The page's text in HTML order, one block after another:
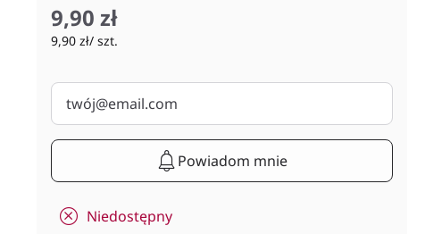
9,90 zł
9,90 zł/ szt.
Powiadom mnie
Niedostępny